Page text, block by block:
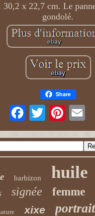
30,2 x 22,7 cm. Le
gondolé.
Share
barbizon huile
signée femme
xixe portrait